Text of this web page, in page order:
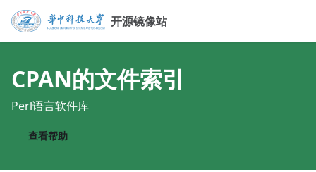
开源镜像站
CPAN的文件索引
Perl语言软件库
查看帮助